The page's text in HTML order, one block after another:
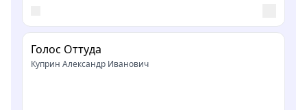
Голос Оттуда
Куприн Александр Иванович